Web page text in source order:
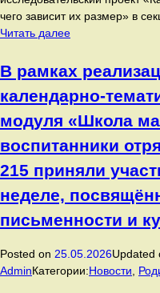
чего зависит их размер» в
Читать далее27
городе
Сочи
на
базе
ОК
«Дагомыс»
прошло
торжественное
награждение
участников
этапа
Всероссийского
В рамках
модуля «Школа
воспитанники
215 приняли
неделе,
письменности и
Posted on 25.05.2026Updated
AdminКатегории:Новости,